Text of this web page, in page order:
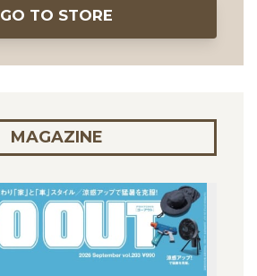
GO TO STORE
MAGAZINE